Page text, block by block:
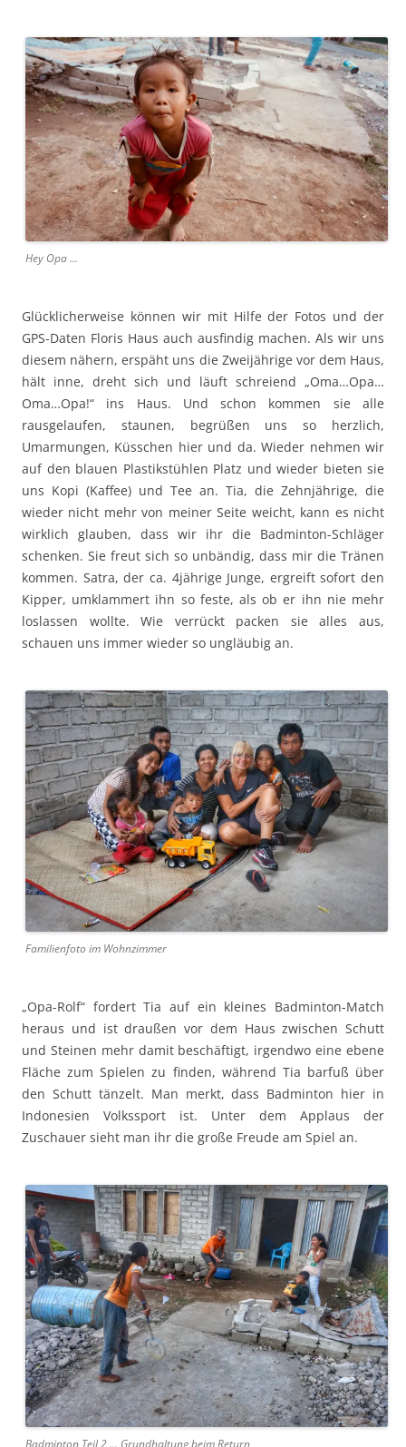
Hey Opa …
Glücklicherweise können wir mit Hilfe der Fotos und der
GPS-Daten Floris Haus auch ausfindig machen. Als wir uns
diesem nähern, erspäht uns die Zweijährige vor dem Haus,
hält inne, dreht sich und läuft schreiend „Oma…Opa…
Oma…Opa!“ ins Haus. Und schon kommen sie alle
rausgelaufen, staunen, begrüßen uns so herzlich,
Umarmungen, Küsschen hier und da. Wieder nehmen wir
auf den blauen Plastikstühlen Platz und wieder bieten sie
uns Kopi (Kaffee) und Tee an. Tia, die Zehnjährige, die
wieder nicht mehr von meiner Seite weicht, kann es nicht
wirklich glauben, dass wir ihr die Badminton-Schläger
schenken. Sie freut sich so unbändig, dass mir die Tränen
kommen. Satra, der ca. 4jährige Junge, ergreift sofort den
Kipper, umklammert ihn so feste, als ob er ihn nie mehr
loslassen wollte. Wie verrückt packen sie alles aus,
schauen uns immer wieder so ungläubig an.
Familienfoto im Wohnzimmer
„Opa-Rolf“ fordert Tia auf ein kleines Badminton-Match
heraus und ist draußen vor dem Haus zwischen Schutt
und Steinen mehr damit beschäftigt, irgendwo eine ebene
Fläche zum Spielen zu finden, während Tia barfuß über
den Schutt tänzelt. Man merkt, dass Badminton hier in
Indonesien Volkssport ist. Unter dem Applaus der
Zuschauer sieht man ihr die große Freude am Spiel an.
Badminton Teil 2 … Grundhaltung beim Return